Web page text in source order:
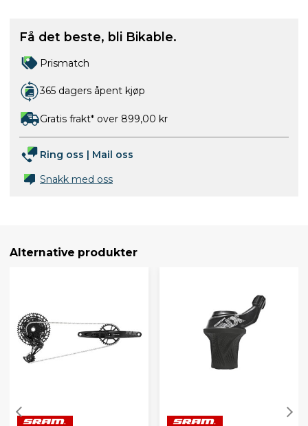
Få det beste, bli Bikable.
Prismatch
365 dagers åpent kjøp
Gratis frakt* over 899,00 kr
Ring oss | Mail oss
Snakk med oss
Alternative produkter